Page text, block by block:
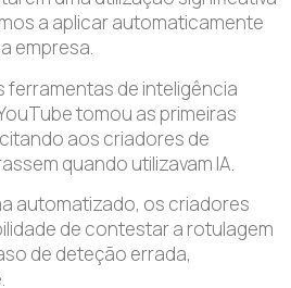
a aplicar automaticamente
empresa.
ferramentas de inteligência
tomou as primeiras
aos criadores de
quando utilizavam IA.
automatizado, os criadores
de contestar a rotulagem
de deteção errada,